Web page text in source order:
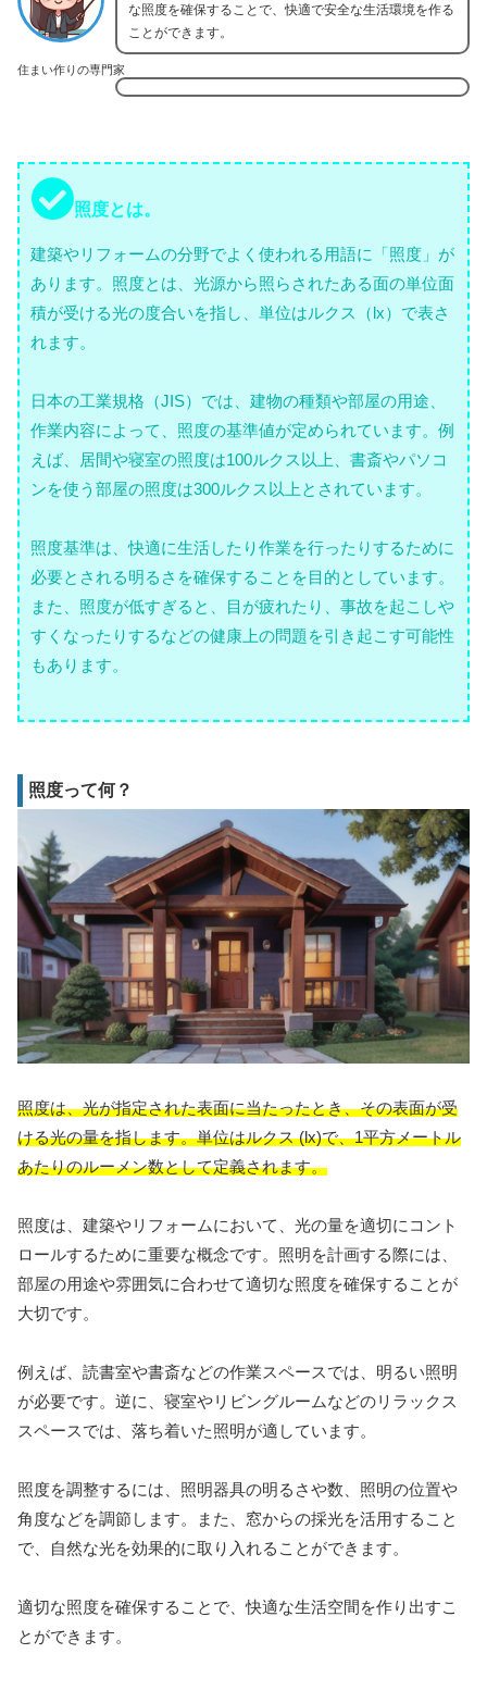
住まい作りの専門家
な照度を確保することで、快適で安全な生活環境を作る
ことができます。
照度とは。
建築やリフォームの分野でよく使われる用語に「照度」が
あります。照度とは、光源から照らされたある面の単位面
積が受ける光の度合いを指し、単位はルクス（lx）で表さ
れます。
日本の工業規格（JIS）では、建物の種類や部屋の用途、
作業内容によって、照度の基準値が定められています。例
えば、居間や寝室の照度は100ルクス以上、書斎やパソコ
ンを使う部屋の照度は300ルクス以上とされています。
照度基準は、快適に生活したり作業を行ったりするために
必要とされる明るさを確保することを目的としています。
また、照度が低すぎると、目が疲れたり、事故を起こしや
すくなったりするなどの健康上の問題を引き起こす可能性
もあります。
照度って何？
照度は、光が指定された表面に当たったとき、その表面が受
ける光の量を指します。単位はルクス (lx)で、1平方メートル
あたりのルーメン数として定義されます。
照度は、建築やリフォームにおいて、光の量を適切にコント
ロールするために重要な概念です。照明を計画する際には、
部屋の用途や雰囲気に合わせて適切な照度を確保することが
大切です。
例えば、読書室や書斎などの作業スペースでは、明るい照明
が必要です。逆に、寝室やリビングルームなどのリラックス
スペースでは、落ち着いた照明が適しています。
照度を調整するには、照明器具の明るさや数、照明の位置や
角度などを調節します。また、窓からの採光を活用すること
で、自然な光を効果的に取り入れることができます。
適切な照度を確保することで、快適な生活空間を作り出すこ
とができます。